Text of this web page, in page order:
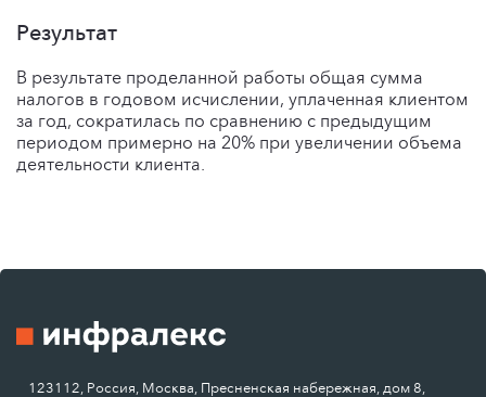
Результат
В результате проделанной работы общая сумма
налогов в годовом исчислении, уплаченная клиентом
за год, сократилась по сравнению с предыдущим
периодом примерно на 20% при увеличении объема
деятельности клиента.
123112, Россия, Москва, Пресненская набережная, дом 8,